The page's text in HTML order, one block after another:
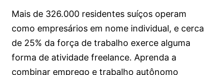
Mais de 326.000 residentes suíços operam
como empresários em nome individual, e cerca
de 25% da força de trabalho exerce alguma
forma de atividade freelance. Aprenda a
combinar emprego e trabalho autônomo